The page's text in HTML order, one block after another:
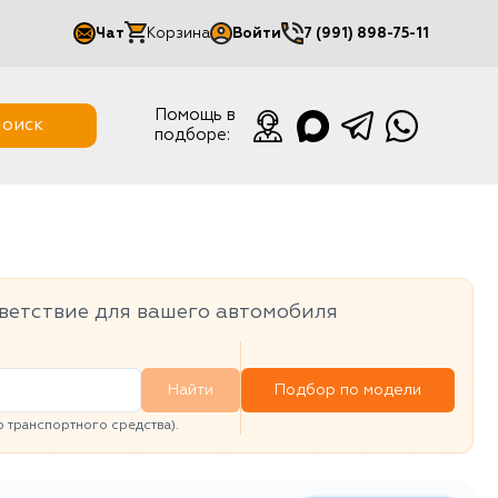
Чат Корзина Войти
Мой кабинет
7 (991) 898-75-11
Помощь в
подборе:
для вашего автомобиля
Найти
средства).
Подбор по модели